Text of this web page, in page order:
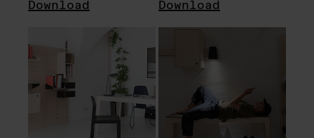
Download Download